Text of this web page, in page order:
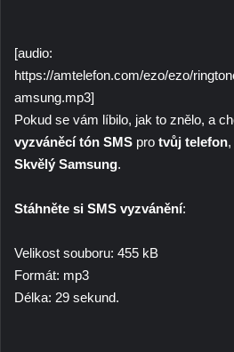
[audio:
https://amtelefon.com/ezo/ezo/
amsung.mp3]
Pokud se vám líbilo, jak to znělo, a
vyzváněcí tón SMS pro tvůj telefon
Skvělý Samsung.
Stáhněte si SMS vyzvánění:
Velikost souboru: 455 kB
Formát: mp3
Délka: 29 sekund.